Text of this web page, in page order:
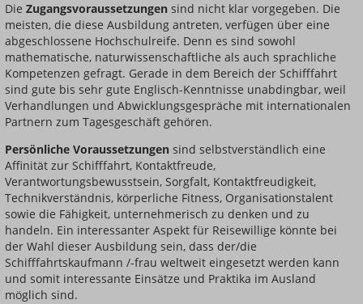
Die Zugangsvoraussetzungen sind nicht klar vorgegeben. Die
meisten, die diese Ausbildung antreten, verfügen über eine
abgeschlossene Hochschulreife. Denn es sind sowohl
mathematische, naturwissenschaftliche als auch sprachliche
Kompetenzen gefragt. Gerade in dem Bereich der Schifffahrt
sind gute bis sehr gute Englisch-Kenntnisse unabdingbar, weil
Verhandlungen und Abwicklungsgespräche mit internationalen
Partnern zum Tagesgeschäft gehören.
Persönliche Voraussetzungen sind selbstverständlich eine
Affinität zur Schifffahrt, Kontaktfreude,
Verantwortungsbewusstsein, Sorgfalt, Kontaktfreudigkeit,
Technikverständnis, körperliche Fitness, Organisationstalent
sowie die Fähigkeit, unternehmerisch zu denken und zu
handeln. Ein interessanter Aspekt für Reisewillige könnte bei
der Wahl dieser Ausbildung sein, dass der/die
Schifffahrtskaufmann /-frau weltweit eingesetzt werden kann
und somit interessante Einsätze und Praktika im Ausland
möglich sind.